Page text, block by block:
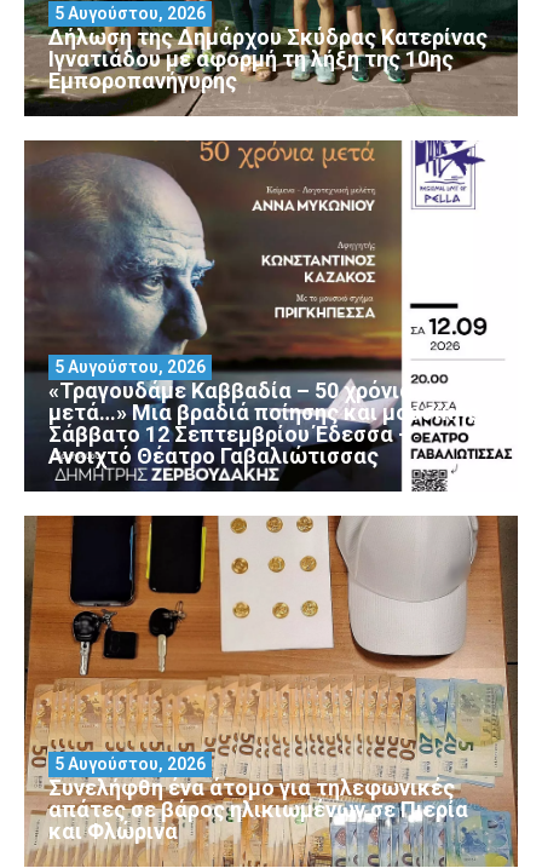
Δήλωση της Δημάρχου Σκύδρας Κατερίνας
Ιγνατιάδου με αφορμή τη λήξη της 10ης
Εμποροπανήγυρης
5 Αυγούστου, 2026
«Τραγουδάμε Καββαδία – 50 χρόνια
μετά…» Μια βραδιά ποίησης και μουσικής
Σάββατο 12 Σεπτεμβρίου Έδεσσα –
Ανοιχτό Θέατρο Γαβαλιώτισσας
5 Αυγούστου, 2026
Συνελήφθη ένα άτομο για τηλεφωνικές
απάτες σε βάρος ηλικιωμένων σε Πιερία
και Φλώρινα
5 Αυγούστου, 2026